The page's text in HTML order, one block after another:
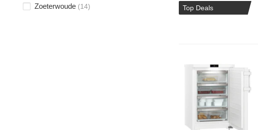
Top Deals
Zoeterwoude (14)